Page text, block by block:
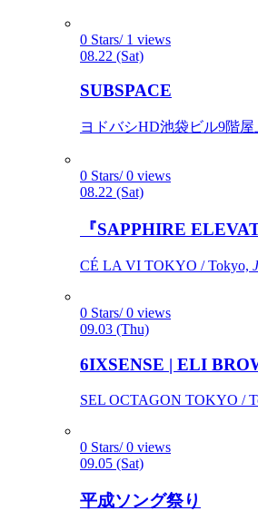
0 Stars/ 1 views
08.22 (Sat)
SUBSPACE
ヨドバシHD池袋ビル9階
0 Stars/ 0 views
08.22 (Sat)
『SAPPHIRE
CÉ LA VI TOKYO / Tokyo,
0 Stars/ 0 views
09.03 (Thu)
6IXSENSE | ELI
SEL OCTAGON TOKYO /
0 Stars/ 0 views
09.05 (Sat)
平成ソング祭り